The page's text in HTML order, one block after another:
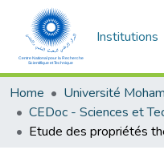
Institutions
Home